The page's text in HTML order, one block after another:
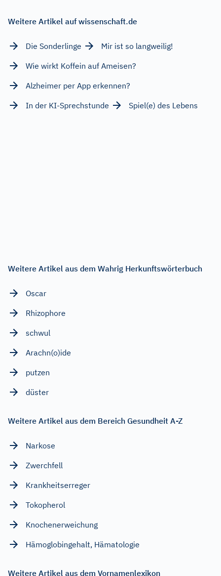
Weitere Artikel auf wissenschaft.de
Die Sonderlinge
Mir ist so langweilig!
Wie wirkt Koffein auf Ameisen?
Alzheimer per App erkennen?
In der KI-Sprechstunde
Spiel(e) des Lebens
Weitere Artikel aus dem Wahrig Herkunftswörterbuch
Oscar
Rhizophore
schwul
Arachn(o)ide
putzen
düster
Weitere Artikel aus dem Bereich Gesundheit A-Z
Narkose
Zwerchfell
Krankheitserreger
Tokopherol
Knochenerweichung
Hämoglobingehalt, Hämatologie
Weitere Artikel aus dem Vornamenlexikon